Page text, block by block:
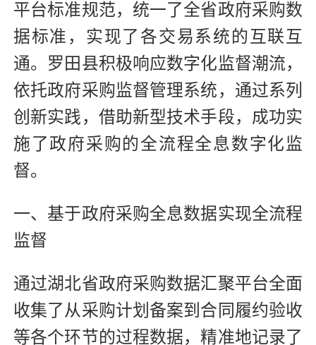
平台标准规范，统一了全省政府采购数
据标准，实现了各交易系统的互联互
通。罗田县积极响应数字化监督潮流，
依托政府采购监督管理系统，通过系列
创新实践，借助新型技术手段，成功实
施了政府采购的全流程全息数字化监
督。
一、基于政府采购全息数据实现全流程
监督
通过湖北省政府采购数据汇聚平台全面
收集了从采购计划备案到合同履约验收
等各个环节的过程数据，精准地记录了